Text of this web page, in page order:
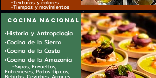
-Texturas y colores
-Tiempos y movimientos
cocina nacional
•Historia y Antropología
•Cocina de la Sierra
•Cocina de la Costa
•Cocina de la Amazonia
-Sopas, Envueltos,
Entremeses, Platos típicos,
Bebidas, Ceviches, Arroces,